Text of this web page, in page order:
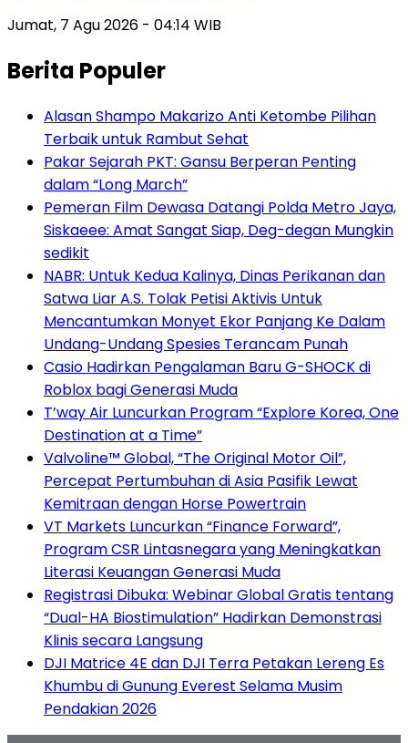
Jumat, 7 Agu 2026 - 04:14 WIB
Berita Populer
Alasan Shampo Makarizo Anti Ketombe Pilihan
Terbaik untuk Rambut Sehat
Pakar Sejarah PKT: Gansu Berperan Penting
dalam “Long March”
Pemeran Film Dewasa Datangi Polda Metro Jaya,
Siskaeee: Amat Sangat Siap, Deg-degan Mungkin
sedikit
NABR: Untuk Kedua Kalinya, Dinas Perikanan dan
Satwa Liar A.S. Tolak Petisi Aktivis Untuk
Mencantumkan Monyet Ekor Panjang Ke Dalam
Undang-Undang Spesies Terancam Punah
Casio Hadirkan Pengalaman Baru G-SHOCK di
Roblox bagi Generasi Muda
T’way Air Luncurkan Program “Explore Korea, One
Destination at a Time”
Valvoline™ Global, “The Original Motor Oil”,
Percepat Pertumbuhan di Asia Pasifik Lewat
Kemitraan dengan Horse Powertrain
VT Markets Luncurkan “Finance Forward”,
Program CSR Lintasnegara yang Meningkatkan
Literasi Keuangan Generasi Muda
Registrasi Dibuka: Webinar Global Gratis tentang
“Dual-HA Biostimulation” Hadirkan Demonstrasi
Klinis secara Langsung
DJI Matrice 4E dan DJI Terra Petakan Lereng Es
Khumbu di Gunung Everest Selama Musim
Pendakian 2026